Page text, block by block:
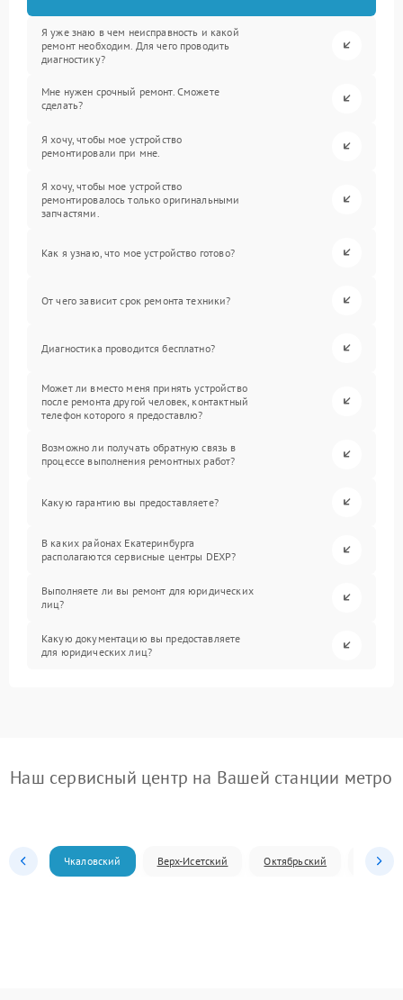
Я уже знаю в чем неисправность и какой
ремонт необходим. Для чего проводить
диагностику?
Мне нужен срочный ремонт. Сможете
сделать?
Я хочу, чтобы мое устройство
ремонтировали при мне.
Я хочу, чтобы мое устройство
ремонтировалось только оригинальными
запчастями.
Как я узнаю, что мое устройство готово?
От чего зависит срок ремонта техники?
Диагностика проводится бесплатно?
Может ли вместо меня принять устройство
после ремонта другой человек, контактный
телефон которого я предоставлю?
Возможно ли получать обратную связь в
процессе выполнения ремонтных работ?
Какую гарантию вы предоставляете?
В каких районах Екатеринбурга
располагаются сервисные центры DEXP?
Выполняете ли вы ремонт для юридических
лиц?
Какую документацию вы предоставляете
для юридических лиц?
Наш сервисный центр на Вашей станции метро
Чкаловский Верх-Исетский Октябрьский